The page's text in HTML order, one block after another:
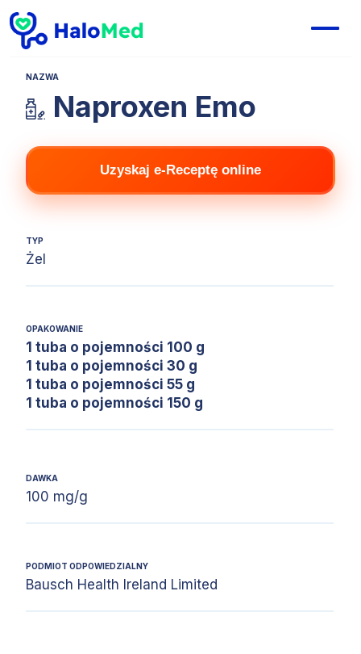
NAZWA
Naproxen Emo
Uzyskaj e-Receptę online
TYP
Żel
OPAKOWANIE
1 tuba o pojemności 100 g
1 tuba o pojemności 30 g
1 tuba o pojemności 55 g
1 tuba o pojemności 150 g
DAWKA
100 mg/g
PODMIOT ODPOWIEDZIALNY
Bausch Health Ireland Limited